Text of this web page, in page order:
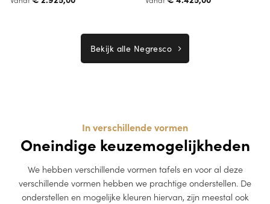
Bekijk alle Negresco
In verschillende vormen
Oneindige keuzemogelijkheden
We hebben verschillende vormen tafels en voor al deze
verschillende vormen hebben we prachtige onderstellen. De
onderstellen en mogelijke kleuren hiervan, zijn meestal ook